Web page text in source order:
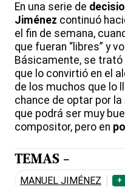
En una serie de
Jiménez continuó
el fin de semana,
que fueran “libres” y
Básicamente, se
que lo convirtió en el
de los muchos que lo
chance de optar por
que podrá ser muy
compositor, pero en
TEMAS -
MANUEL JIMÉNEZ +